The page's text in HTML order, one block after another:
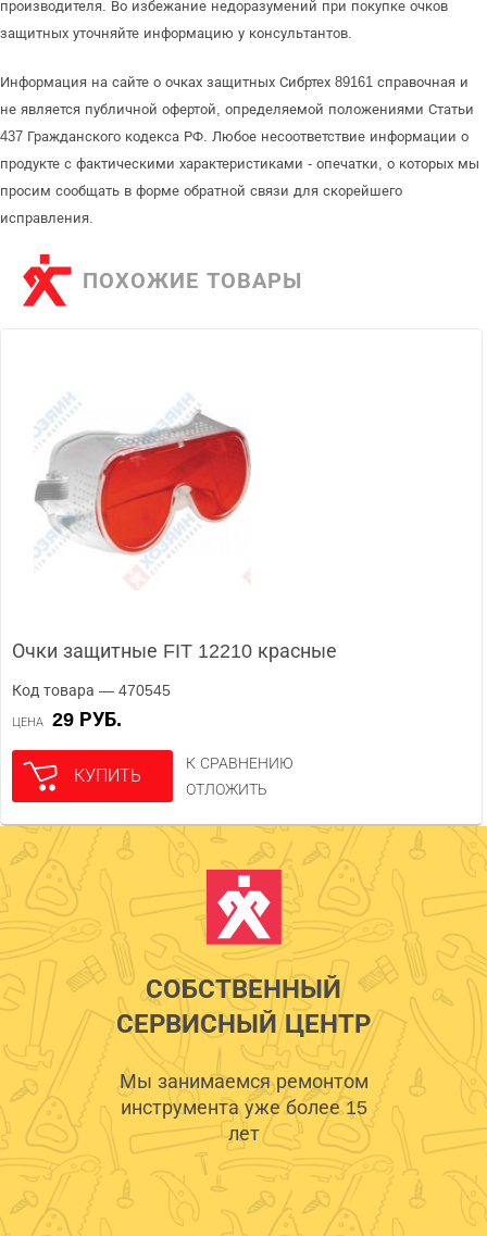
производителя. Во избежание недоразумений при покупке очков
защитных уточняйте информацию у консультантов.
Информация на сайте о очках защитных Сибртех 89161 справочная и
не является публичной офертой, определяемой положениями Статьи
437 Гражданского кодекса РФ. Любое несоответствие информации о
продукте с фактическими характеристиками - опечатки, о которых мы
просим сообщать в форме обратной связи для скорейшего
исправления.
ПОХОЖИЕ ТОВАРЫ
Очки защитные FIT 12210 красные
Код товара — 470545
ЦЕНА 29 РУБ.
КУПИТЬ
К СРАВНЕНИЮ
ОТЛОЖИТЬ
СОБСТВЕННЫЙ
СЕРВИСНЫЙ ЦЕНТР
Мы занимаемся ремонтом
инструмента уже более 15
лет